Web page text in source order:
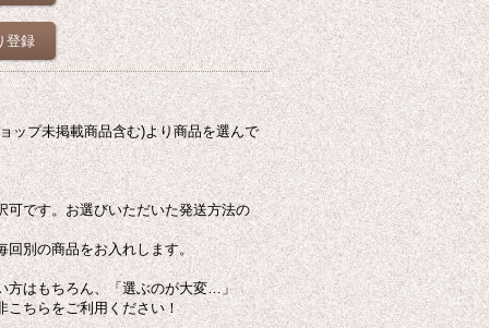
登録
ップ未掲載商品含む)より商品を選んで
可です。お選びいただいた発送方法の
回別の商品をお入れします。
方はもちろん、「選ぶのが大変…」
ちらをご利用ください！